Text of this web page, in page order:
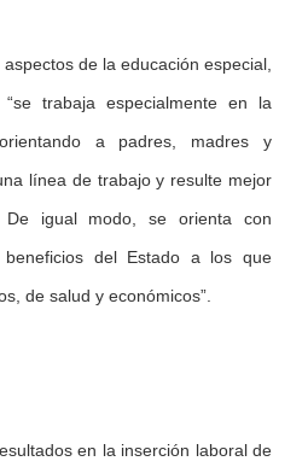
de la educación especial,
trabaja especialmente en la
a padres, madres y
línea de trabajo y resulte mejor
De igual modo, se orienta con
del Estado a los que
de salud y económicos”.
en la inserción laboral de